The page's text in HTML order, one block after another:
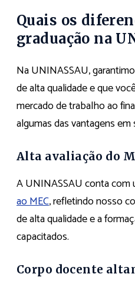
Quais os
graduação na
Na UNINASSAU,
de alta qualidade e que
mercado de trabalho ao
algumas das vantagens em
Alta avaliação do
A UNINASSAU conta com
ao MEC, refletindo nosso
de alta qualidade e a
capacitados.
Corpo docente